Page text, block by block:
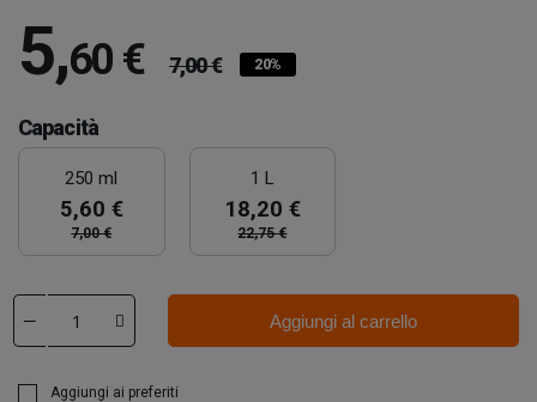
5,60 € 7,00 € 20%
Capacità
250 ml
5,60 €
7,00 €
1 L
18,20 €
22,75 €
Aggiungi al carrello
Aggiungi ai preferiti